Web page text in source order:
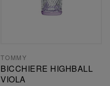
TOMMY
BICCHIERE HIGHBALL
VIOLA